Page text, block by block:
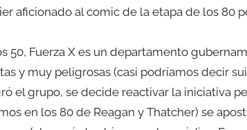
aficionado al comic de la etapa de los 80
50, Fuerza X es un departamento
y muy peligrosas (casi podríamos decir
el grupo, se decide reactivar la iniciativa
en los 80 de Reagan y Thatcher) se